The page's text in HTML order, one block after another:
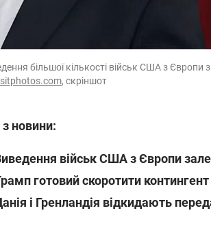
більшої кількості військ США з Європи
, скріншот
новини:
військ США з Європи
готовий скоротити контингент
і Гренландія відкидають